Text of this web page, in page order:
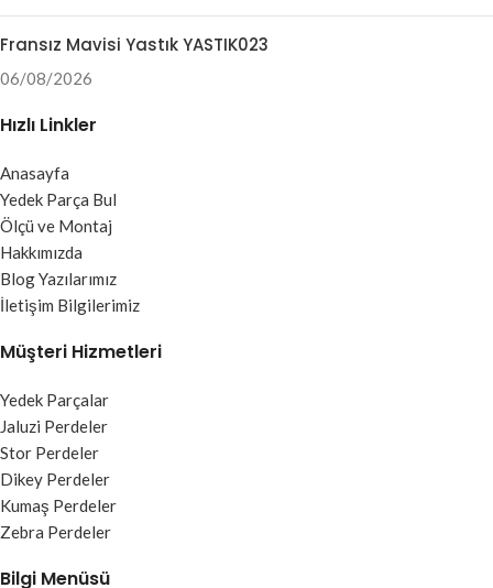
Fransız Mavisi Yastık YASTIK023
06/08/2026
Hızlı Linkler
Anasayfa
Yedek Parça Bul
Ölçü ve Montaj
Hakkımızda
Blog Yazılarımız
İletişim Bilgilerimiz
Müşteri Hizmetleri
Yedek Parçalar
Jaluzi Perdeler
Stor Perdeler
Dikey Perdeler
Kumaş Perdeler
Zebra Perdeler
Bilgi Menüsü